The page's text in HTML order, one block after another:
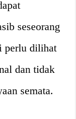
seseorang
perlu dilihat
dan tidak
semata.